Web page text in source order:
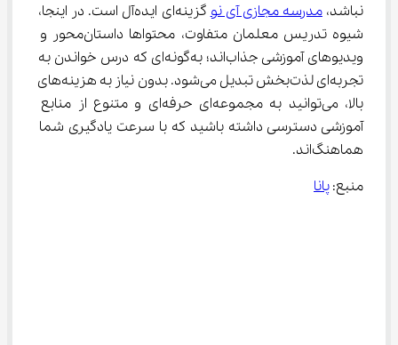
نباشد، مدرسه مجازی آی نو
گزینه‌ای ایده‌آل است. در اینجا،
شیوه تدریس معلمان متفاوت، محتواها داستان‌محور و
ویدیوهای آموزشی جذاب‌اند؛ به‌گونه‌ای که درس خواندن به
تجربه‌ای لذت‌بخش تبدیل می‌شود. بدون نیاز به هزینه‌های
بالا، می‌توانید به مجموعه‌ای حرفه‌ای و متنوع از منابع
آموزشی دسترسی داشته باشید که با سرعت یادگیری شما
هماهنگ‌اند.
منبع: پانا